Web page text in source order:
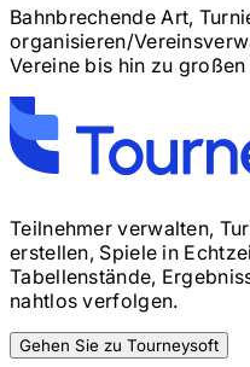
Bahnbrechende Art,
organisieren/
Vereine bis hin zu
Teilnehmer verwalten,
erstellen, Spiele in
Tabellenstände,
nahtlos verfolgen.
Gehen Sie zu Tourneysoft